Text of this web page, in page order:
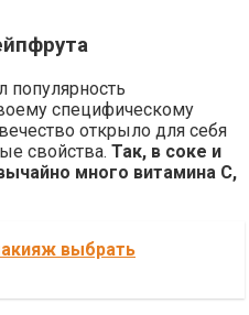
популярность
специфическому
открыло для себя
свойства. Так, в соке и
много витамина С,
выбрать